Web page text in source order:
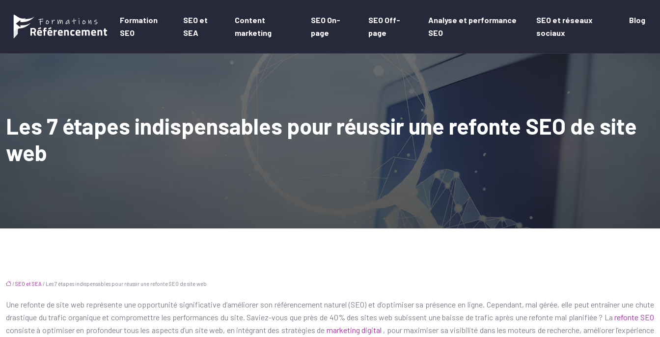
Formation
SEO
SEO et
SEA
Content
marketing
SEO On-
page
SEO Off-
page
Analyse et performance
SEO
SEO et réseaux
sociaux
Blog
Les 7 étapes indispensables pour réussir une refonte SEO de site
web
/SEO et SEA / Les 7 étapes indispensables pour réussir une refonte SEO de site web
Une refonte de site web représente une opportunité significative d’améliorer son référencement naturel (SEO) et d’optimiser sa présence en ligne. Cependant, mal gérée, elle peut entraîner une chute
drastique du trafic organique et compromettre les performances du site. Saviez-vous que près de 40% des sites web subissent une baisse de trafic après une refonte mal planifiée ? Larefonte SEO
consiste à optimiser en profondeur tous les aspects d’un site web, en intégrant des stratégies de marketing digital , pour maximiser sa visibilité dans les moteurs de recherche, améliorer l’expérience